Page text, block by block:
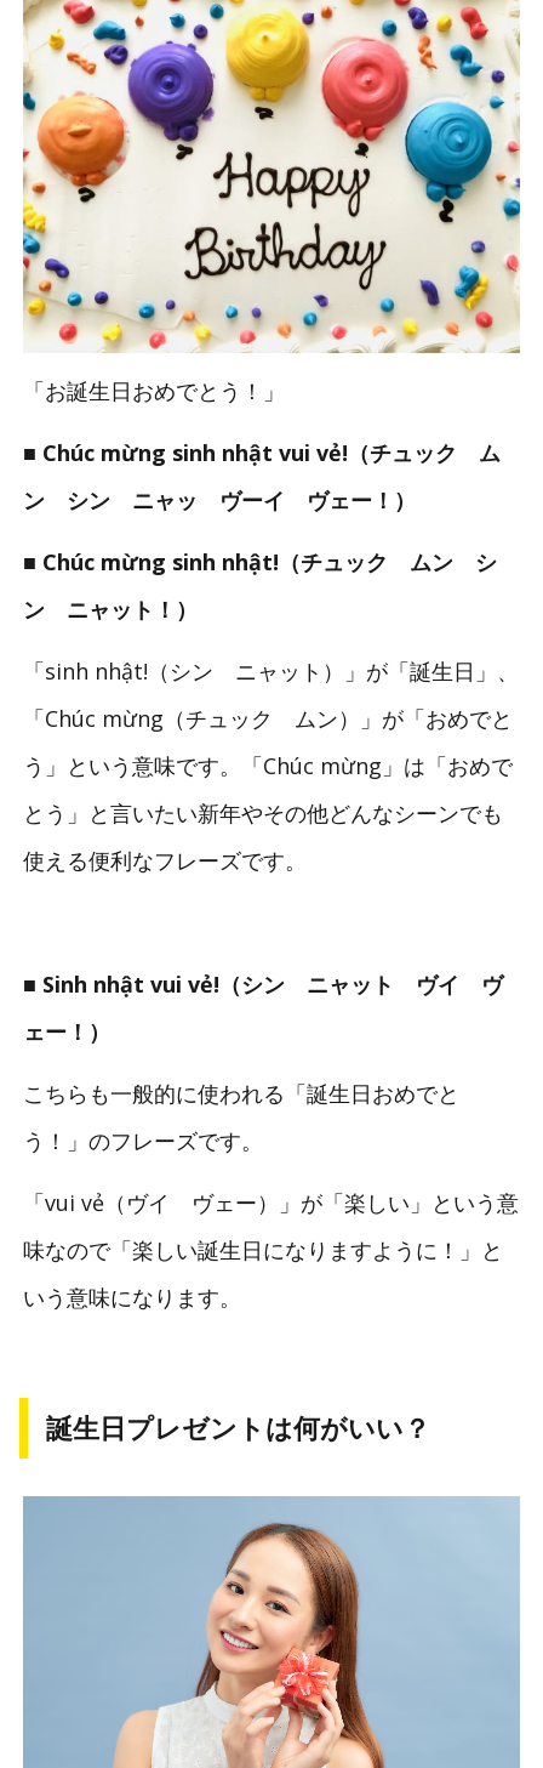
「お誕生日おめでとう！」
■ Chúc mừng sinh nhật vui vẻ!（チュック ム
ン シン ニャッ ヴーイ ヴェー！）
■ Chúc mừng sinh nhật!（チュック ムン シ
ン ニャット！）
「sinh nhật!（シン ニャット）」が「誕生日」、
「Chúc mừng（チュック ムン）」が「おめでと
う」という意味です。「Chúc mừng」は「おめで
とう」と言いたい新年やその他どんなシーンでも
使える便利なフレーズです。
■ Sinh nhật vui vẻ!（シン ニャット ヴイ ヴ
ェー！）
こちらも一般的に使われる「誕生日おめでと
う！」のフレーズです。
「vui vẻ（ヴイ ヴェー）」が「楽しい」という意
味なので「楽しい誕生日になりますように！」と
いう意味になります。
誕生日プレゼントは何がいい？